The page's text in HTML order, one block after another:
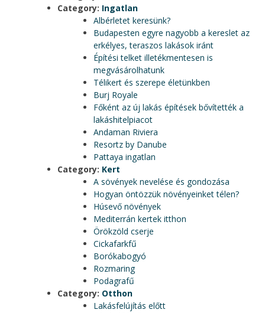
Category: Ingatlan
Albérletet keresünk?
Budapesten egyre nagyobb a kereslet az
erkélyes, teraszos lakások iránt
Építési telket illetékmentesen is
megvásárolhatunk
Télikert és szerepe életünkben
Burj Royale
Főként az új lakás építések bővítették a
lakáshitelpiacot
Andaman Riviera
Resortz by Danube
Pattaya ingatlan
Category: Kert
A sövények nevelése és gondozása
Hogyan öntözzük növényeinket télen?
Húsevő növények
Mediterrán kertek itthon
Örökzöld cserje
Cickafarkfű
Borókabogyó
Rozmaring
Podagrafű
Category: Otthon
Lakásfelújítás előtt